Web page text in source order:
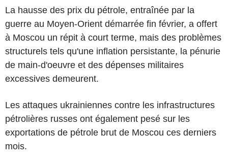
La hausse des prix du pétrole, entraînée par la
guerre au Moyen-Orient démarrée fin février, a offert
à Moscou un répit à court terme, mais des problèmes
structurels tels qu'une inflation persistante, la pénurie
de main-d'oeuvre et des dépenses militaires
excessives demeurent.
Les attaques ukrainiennes contre les infrastructures
pétrolières russes ont également pesé sur les
exportations de pétrole brut de Moscou ces derniers
mois.